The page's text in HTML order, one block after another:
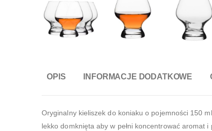
OPIS INFORMACJE DODATKOWE
Oryginalny kieliszek do koniaku o pojemności 150
lekko domknięta aby w pełni koncentrować aromat